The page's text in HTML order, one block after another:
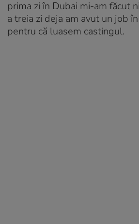
prima zi în Dubai mi-am făcut
a treia zi deja am avut un job
pentru că luasem castingul.